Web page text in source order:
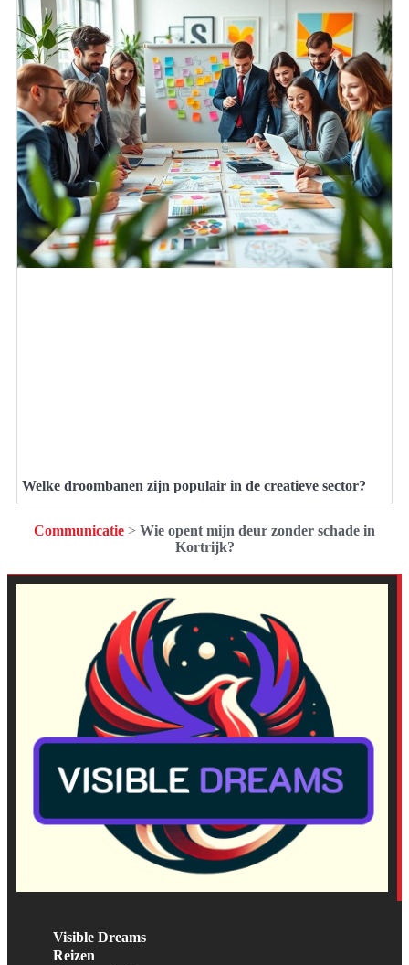
Welke droombanen zijn populair in de creatieve sector?
Communicatie > Wie opent mijn deur zonder schade in
Kortrijk?
Visible Dreams
Reizen